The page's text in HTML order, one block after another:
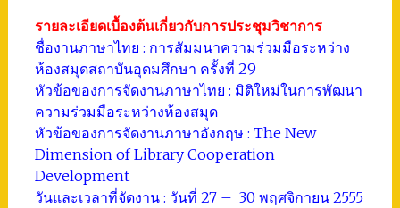
รายละเอียดเบื้องต้นเกี่ยวกับการประชุมวิชาการ
ชื่องานภาษาไทย : การสัมมนาความร่วมมือระหว่าง
ห้องสมุดสถาบันอุดมศึกษา ครั้งที่ 29
หัวข้อของการจัดงานภาษาไทย : มิติใหม่ในการพัฒนา
ความร่วมมือระหว่างห้องสมุด
หัวข้อของการจัดงานภาษาอังกฤษ : The New
Dimension of Library Cooperation
Development
วันและเวลาที่จัดงาน : วันที่ 27 – 30 พฤศจิกายน 2555